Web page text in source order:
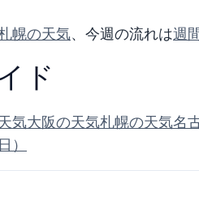
幌の天気、今週の流れは週
ド
気大阪の天気札幌の天気名
）